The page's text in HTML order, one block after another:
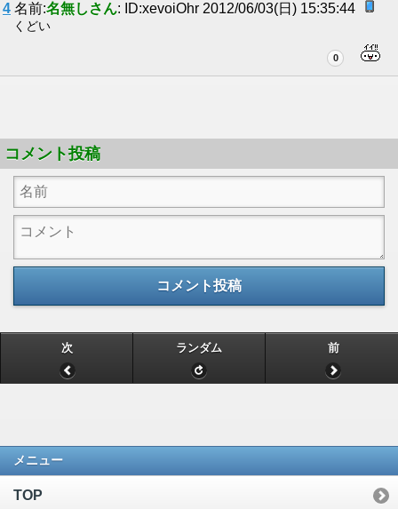
4 名前:名無しさん: ID:xevoiOhr 2012/06/03(日) 15:35:44
くどい
0
コメント投稿
コメント投稿
次 ランダム 前
メニュー
TOP